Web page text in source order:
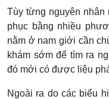
Tùy từng nguyên nhân
phục bằng nhiều
nằm ở nam giới cần
khám sớm để tìm ra
đó mới có được liệu
Ngoài ra do các biểu